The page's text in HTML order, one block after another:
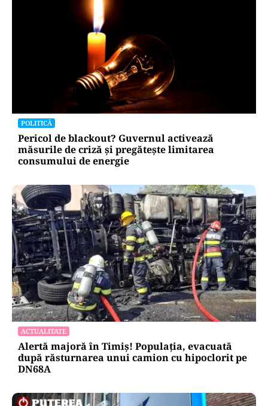
POLITICĂ
Pericol de blackout? Guvernul activează
măsurile de criză și pregătește limitarea
consumului de energie
ACTUALITATE
Alertă majoră în Timiș! Populația, evacuată
după răsturnarea unui camion cu hipoclorit pe
DN68A